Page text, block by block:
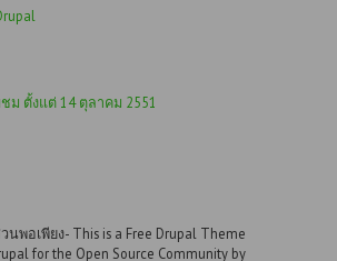
ม ตั้งแต่ 14 ตุลาคม 2551
นพอเพียง- This is a Free Drupal Theme
for the Open Source Community by